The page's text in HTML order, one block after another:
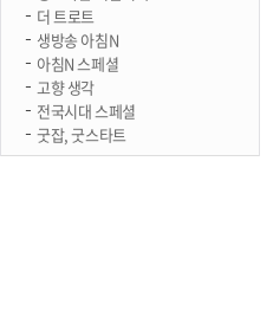
더 트로트
생방송 아침N
아침N 스페셜
고향 생각
전국시대 스페셜
굿잡, 굿스타트